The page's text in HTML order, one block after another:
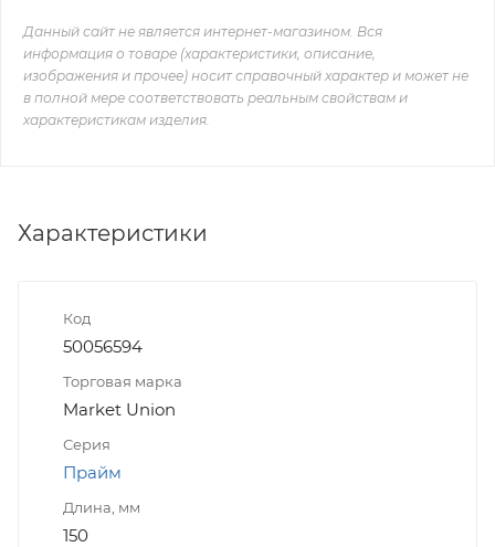
Данный сайт не является интернет-магазином. Вся
информация о товаре (характеристики, описание,
изображения и прочее) носит справочный характер и может не
в полной мере соответствовать реальным свойствам и
характеристикам изделия.
Характеристики
Код
50056594
Торговая марка
Market Union
Серия
Прайм
Длина, мм
150